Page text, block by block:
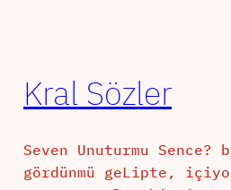
Kral Sözler
Seven Unuturmu Sence?
gördünmü geLipte,